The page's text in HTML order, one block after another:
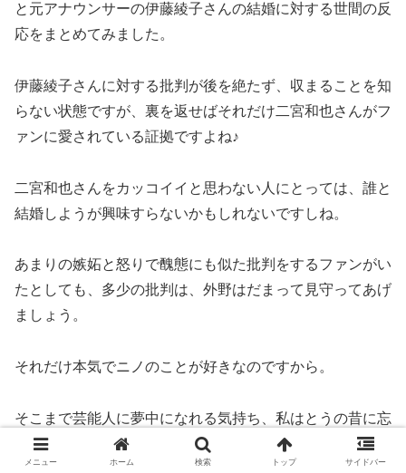
と元アナウンサーの伊藤綾子さんの結婚に対する世間の反
応をまとめてみました。
伊藤綾子さんに対する批判が後を絶たず、収まることを知
らない状態ですが、裏を返せばそれだけ二宮和也さんがフ
ァンに愛されている証拠ですよね♪
二宮和也さんをカッコイイと思わない人にとっては、誰と
結婚しようが興味すらないかもしれないですしね。
あまりの嫉妬と怒りで醜態にも似た批判をするファンがい
たとしても、多少の批判は、外野はだまって見守ってあげ
ましょう。
それだけ本気でニノのことが好きなのですから。
そこまで芸能人に夢中になれる気持ち、私はとうの昔に忘
れてしまったので逆にうらやましく思います(笑)
メニュー ホーム 検索 トップ サイドバー